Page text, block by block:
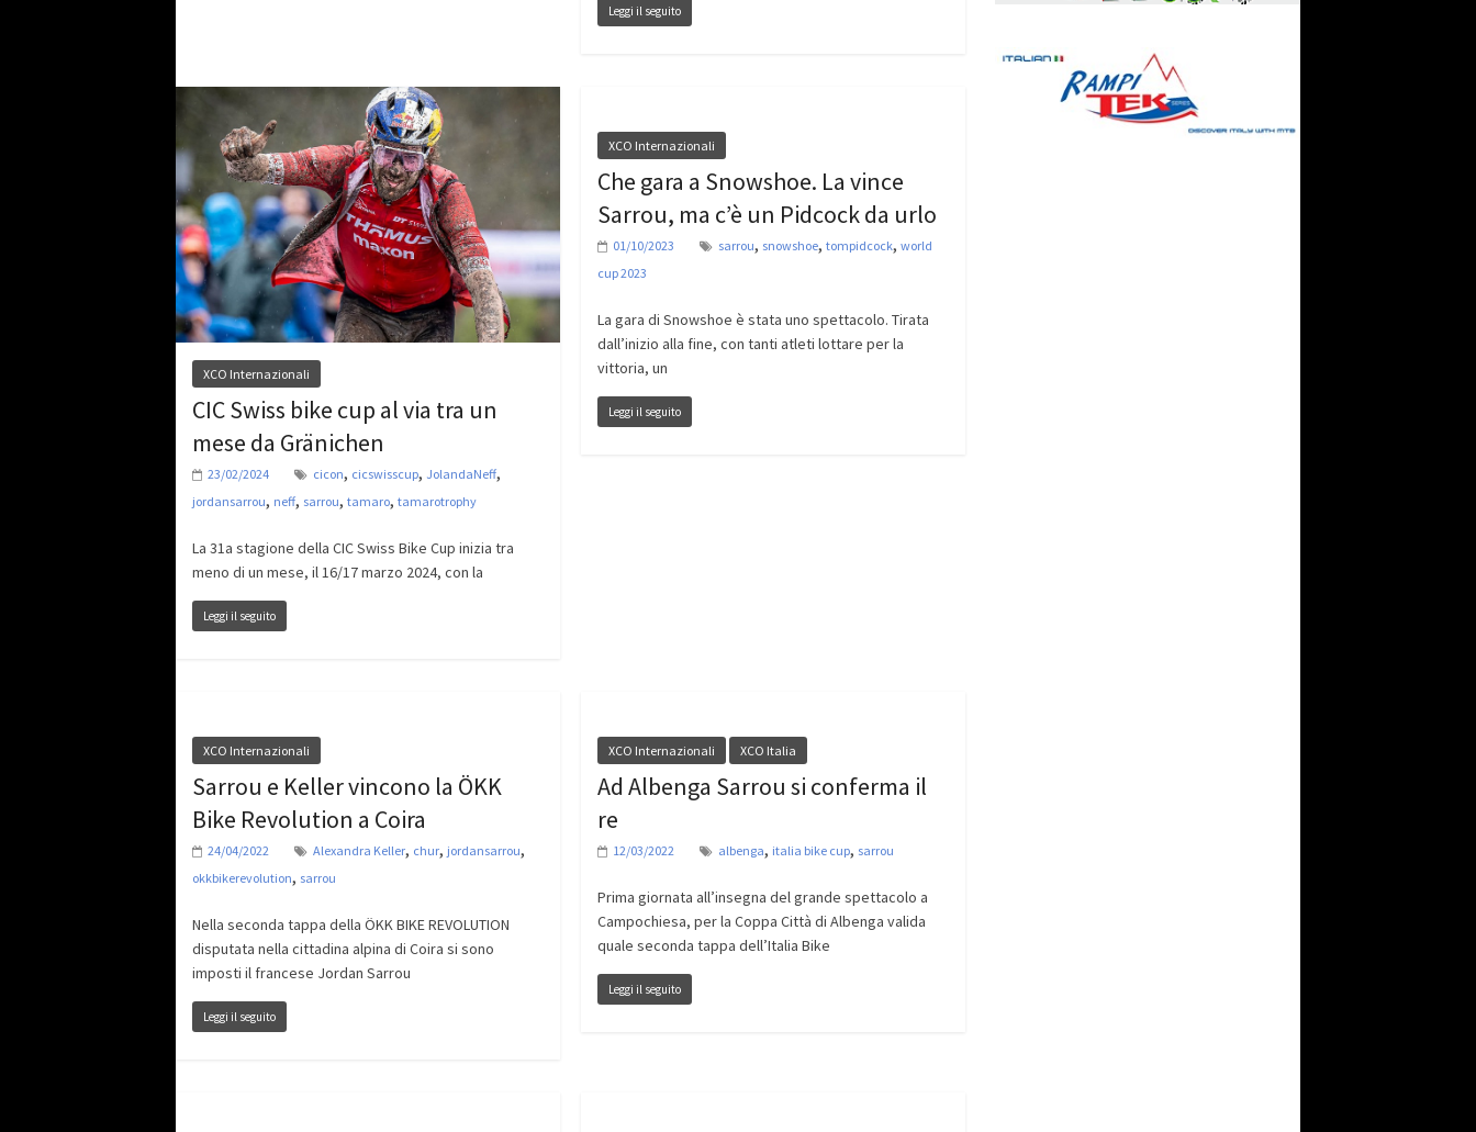
Leggi il seguito
XCO Internazionali
CIC Swiss bike cup al via tra un
mese da Gränichen
23/02/2024 cicon, cicswisscup, JolandaNeff,
jordansarrou, neff, sarrou, tamaro, tamarotrophy
La 31a stagione della CIC Swiss Bike Cup inizia tra
meno di un mese, il 16/17 marzo 2024, con la
Leggi il seguito
XCO Internazionali
Che gara a Snowshoe. La vince
Sarrou, ma c’è un Pidcock da urlo
01/10/2023 sarrou, snowshoe, tompidcock, world
cup 2023
La gara di Snowshoe è stata uno spettacolo. Tirata
dall’inizio alla fine, con tanti atleti lottare per la
vittoria, un
Leggi il seguito
XCO Internazionali
Sarrou e Keller vincono la ÖKK
Bike Revolution a Coira
24/04/2022 Alexandra Keller, chur, jordansarrou,
okkbikerevolution, sarrou
Nella seconda tappa della ÖKK BIKE REVOLUTION
disputata nella cittadina alpina di Coira si sono
imposti il francese Jordan Sarrou
Leggi il seguito
XCO Internazionali XCO Italia
Ad Albenga Sarrou si conferma il
re
12/03/2022 albenga, italia bike cup, sarrou
Prima giornata all’insegna del grande spettacolo a
Campochiesa, per la Coppa Città di Albenga valida
quale seconda tappa dell’Italia Bike
Leggi il seguito